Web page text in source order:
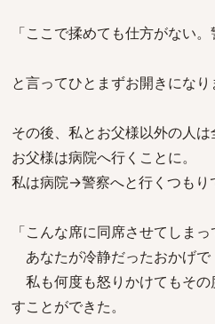
「ここで揉めても仕方がない
と言ってひとまずお開きになり
その後、私とお父様以外の人は
お父様は病院へ行くことに。
私は病院→警察へと行くつもり
「こんな席に同席させてしまっ
あなたが冷静だったおかげで
私も何度も怒りかけてもそ
すことができた。